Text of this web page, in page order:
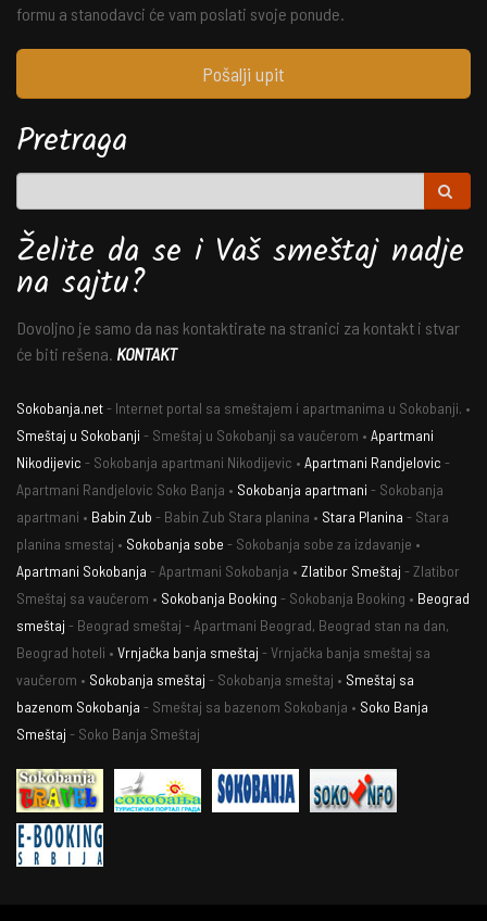
formu a stanodavci će vam poslati svoje ponude.
Pošalji upit
Pretraga
Želite da se i Vaš smeštaj nadje
na sajtu?
Dovoljno je samo da nas kontaktirate na stranici za kontakt i stvar
će biti rešena. KONTAKT
Sokobanja.net- Internet portal sa smeštajem i apartmanima u Sokobanji. •
Smeštaj u Sokobanji - Smeštaj u Sokobanji sa vaučerom • Apartmani
Nikodijevic - Sokobanja apartmani Nikodijevic • Apartmani Randjelovic -
Apartmani Randjelovic Soko Banja • Sokobanja apartmani - Sokobanja
apartmani • Babin Zub - Babin Zub Stara planina • Stara Planina - Stara
planina smestaj • Sokobanja sobe - Sokobanja sobe za izdavanje •
Apartmani Sokobanja - Apartmani Sokobanja • Zlatibor Smeštaj - Zlatibor
Smeštaj sa vaučerom • Sokobanja Booking - Sokobanja Booking • Beograd
smeštaj - Beograd smeštaj - Apartmani Beograd, Beograd stan na dan,
Beograd hoteli • Vrnjačka banja smeštaj - Vrnjačka banja smeštaj sa
vaučerom • Sokobanja smeštaj - Sokobanja smeštaj • Smeštaj sa
bazenom Sokobanja - Smeštaj sa bazenom Sokobanja • Soko Banja
Smeštaj - Soko Banja Smeštaj